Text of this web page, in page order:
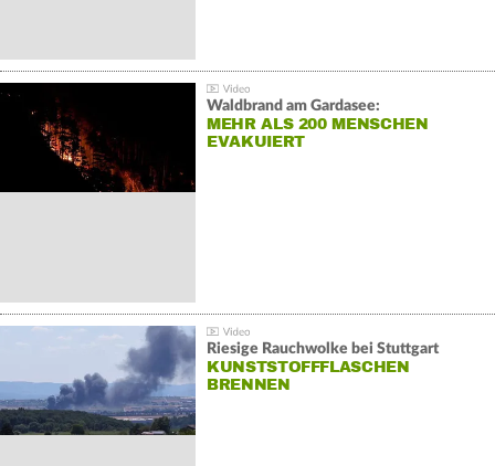
Waldbrand am Gardasee:
MEHR ALS 200 MENSCHEN
EVAKUIERT
Riesige Rauchwolke bei Stuttgart
KUNSTSTOFFFLASCHEN
BRENNEN